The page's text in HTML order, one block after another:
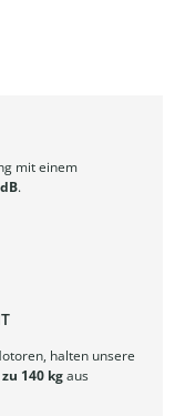
mit einem
.
halten unsere
140 kgaus